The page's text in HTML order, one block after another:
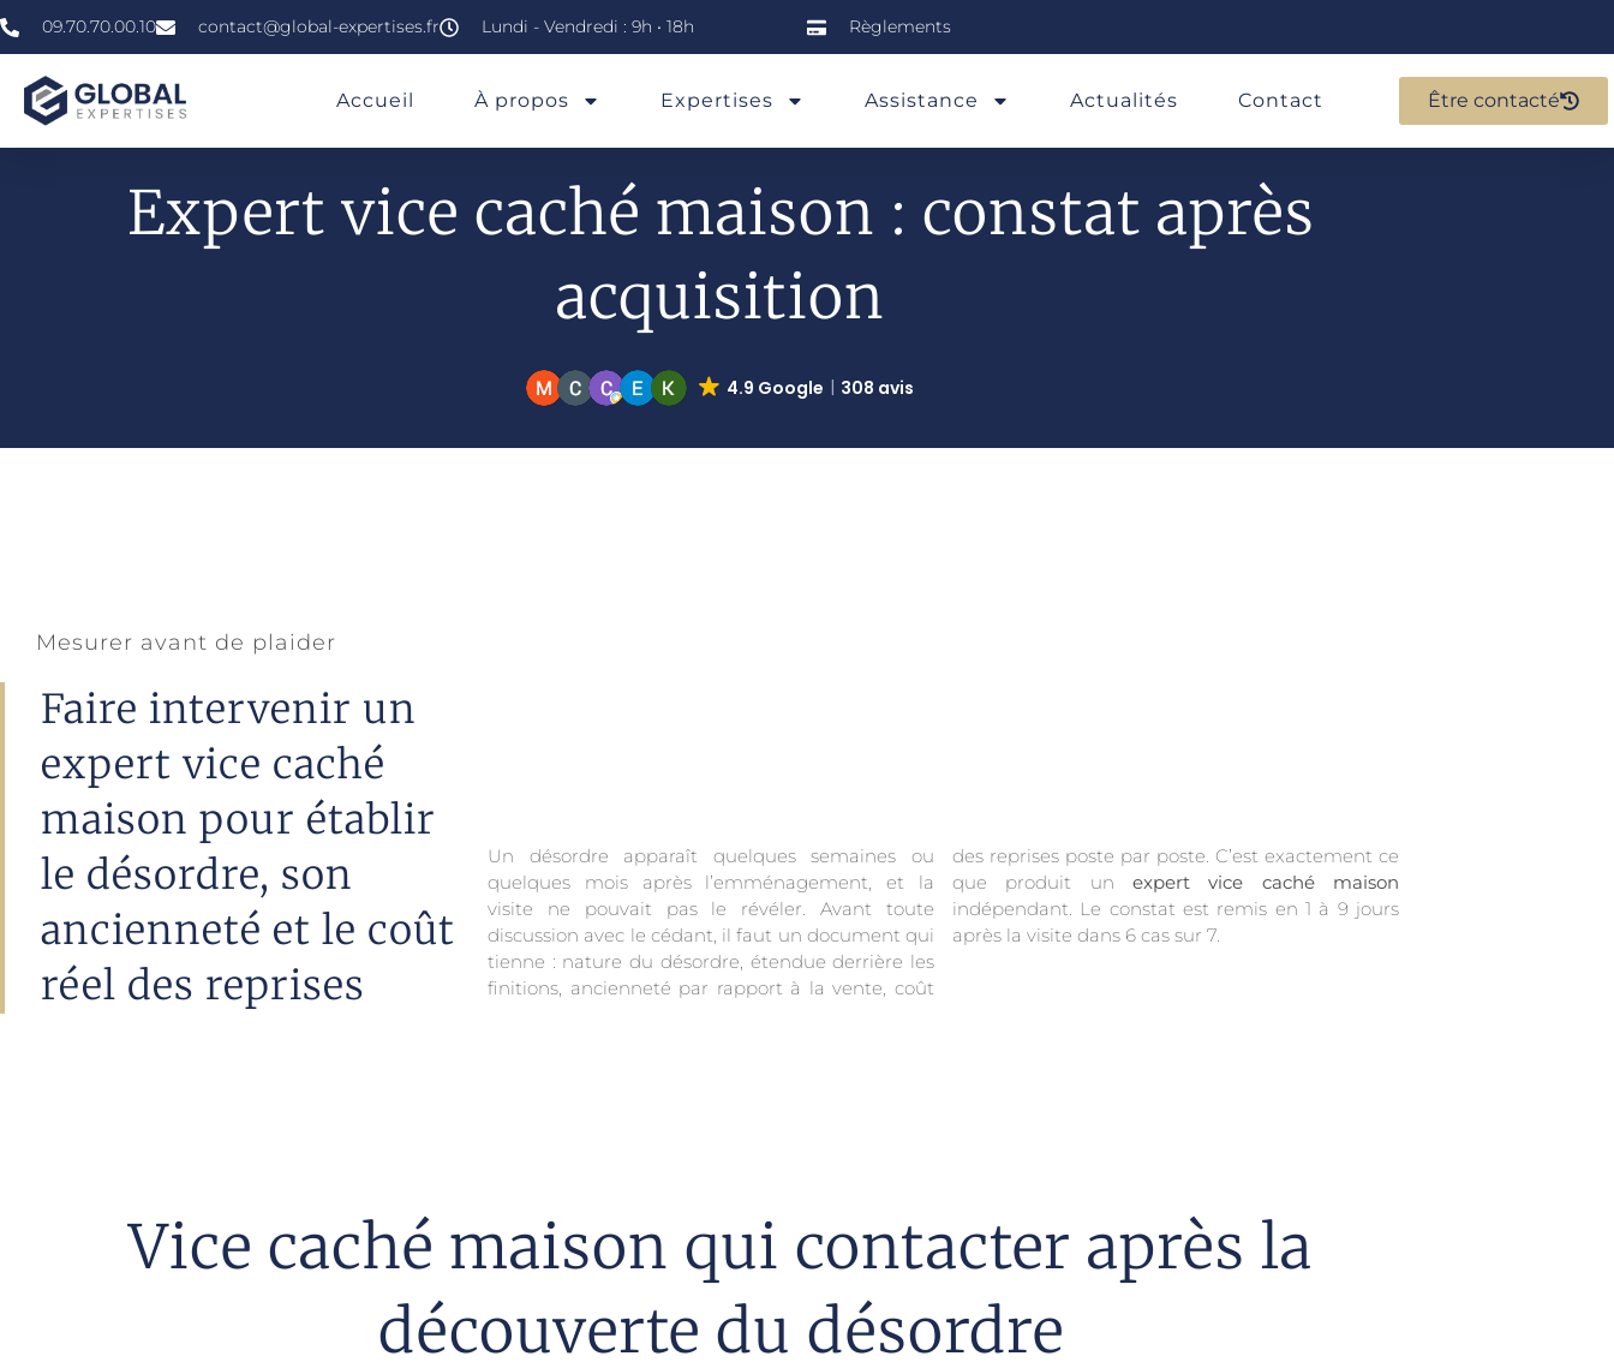
09.70.70.00.10 contact@global-expertises.fr Lundi - Vendredi : 9h • 18h Règlements
Accueil À propos Expertises Assistance Actualités Contact Être contacté
Expert vice caché maison : constat après
acquisition
»»Expert Vice Caché Maison : Qui Contacter Après L’achat
4.9 Google 308 avis
Mesurer avant de plaider
Faire intervenir un
expert vice caché
maison pour établir
le désordre, son
ancienneté et le coût
réel des reprises
Un désordre apparaît quelques semaines ou
quelques mois après l’emménagement, et la
visite ne pouvait pas le révéler. Avant toute
discussion avec le cédant, il faut un document qui
tienne : nature du désordre, étendue derrière les
finitions, ancienneté par rapport à la vente, coût
des reprises poste par poste. C’est exactement ce
que produit un expert vice caché maison
indépendant. Le constat est remis en 1 à 9 jours
après la visite dans 6 cas sur 7.
Vice caché maison qui contacter après la
découverte du désordre